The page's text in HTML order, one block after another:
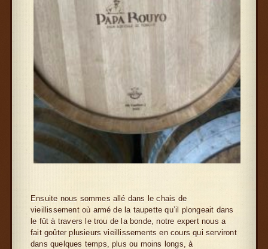
Ensuite nous sommes allé dans le chais de
vieillissement où armé de la taupette qu’il plongeait dans
le fût à travers le trou de la bonde, notre expert nous a
fait goûter plusieurs vieillissements en cours qui serviront
dans quelques temps, plus ou moins longs, à